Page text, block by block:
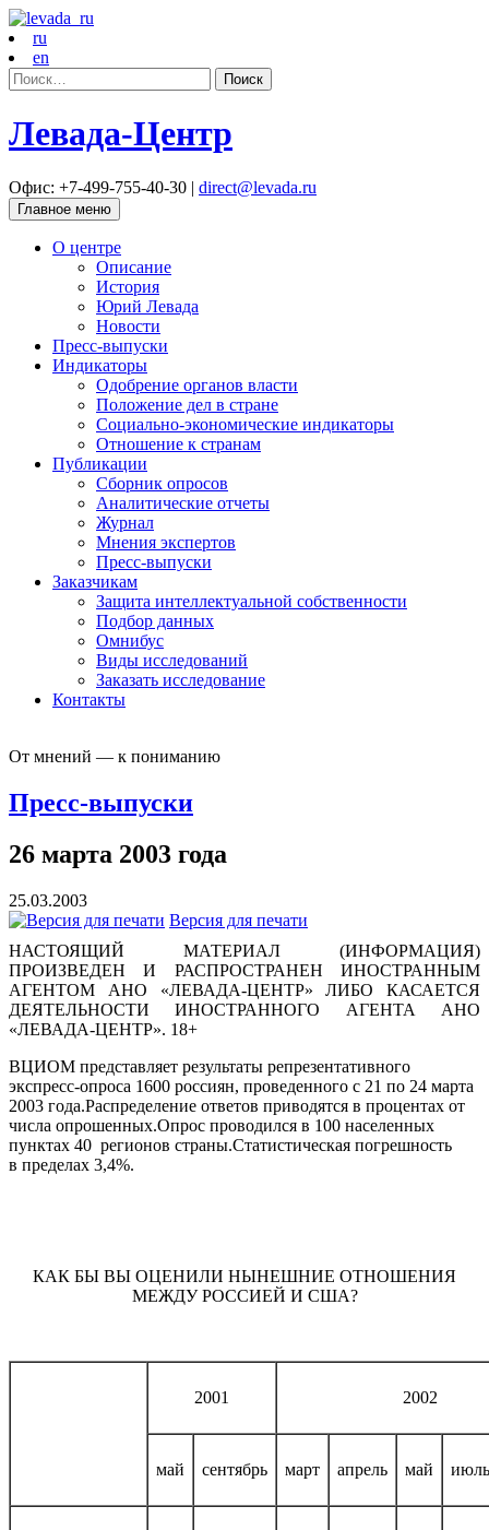
ru
en
Найти:
Левада-Центр
Офис: +7-499-755-40-30 | direct@levada.ru
Главное меню
О центре
Описание
История
Юрий Левада
Новости
Пресс-выпуски
Индикаторы
Одобрение органов власти
Положение дел в стране
Социально-экономические индикаторы
Отношение к странам
Публикации
Сборник опросов
Аналитические отчеты
Журнал
Мнения экспертов
Пресс-выпуски
Заказчикам
Защита интеллектуальной собственности
Подбор данных
Омнибус
Виды исследований
Заказать исследование
Контакты
От мнений — к пониманию
Пресс-выпуски
26 марта 2003 года
25.03.2003
Версия для печати
НАСТОЯЩИЙ МАТЕРИАЛ (ИНФОРМАЦИЯ)
ПРОИЗВЕДЕН И РАСПРОСТРАНЕН ИНОСТРАННЫМ
АГЕНТОМ АНО «ЛЕВАДА-ЦЕНТР» ЛИБО КАСАЕТСЯ
ДЕЯТЕЛЬНОСТИ ИНОСТРАННОГО АГЕНТА АНО
«ЛЕВАДА-ЦЕНТР». 18+
ВЦИОМ представляет результаты репрезентативного
экспресс-опроса 1600 россиян, проведенного с 21 по 24 марта
2003 года.Распределение ответов приводятся в процентах от
числа опрошенных.Опрос проводился в 100 населенных
пунктах 40 регионов страны.Статистическая погрешность
в пределах 3,4%.
КАК БЫ ВЫ ОЦЕНИЛИ НЫНЕШНИЕ ОТНОШЕНИЯ
МЕЖДУ РОССИЕЙ И США?
2001 2002
май сентябрь март апрель май июль